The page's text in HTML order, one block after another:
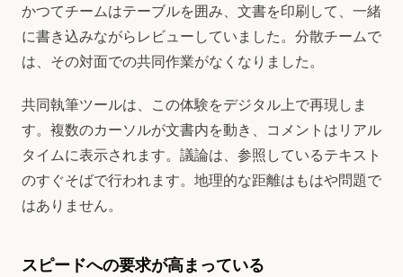
かつてチームはテーブルを囲み、文書を印刷して、一緒
に書き込みながらレビューしていました。分散チームで
は、その対面での共同作業がなくなりました。
共同執筆ツールは、この体験をデジタル上で再現しま
す。複数のカーソルが文書内を動き、コメントはリアル
タイムに表示されます。議論は、参照しているテキスト
のすぐそばで行われます。地理的な距離はもはや問題で
はありません。
スピードへの要求が高まっている